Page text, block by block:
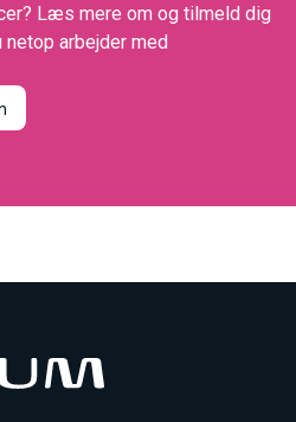
Læs mere om og tilmeld dig
netop arbejder med